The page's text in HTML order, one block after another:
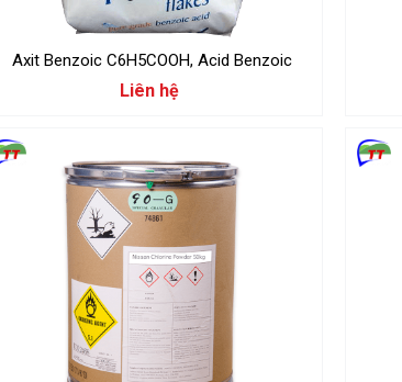
Axit Benzoic C6H5COOH, Acid Benzoic
Liên hệ